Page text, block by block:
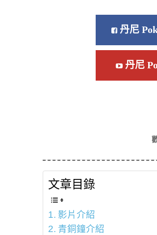
丹尼
丹尼
文章目錄
影片介紹
青銅鐘介紹